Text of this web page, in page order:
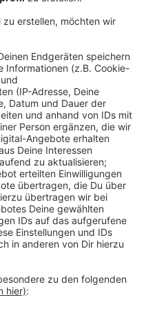
Menge
Euskirchen
für die Bewohner und
des Impfstoffes
Kreis auf Radio
gegen Corona
am Sonntag
erhielten die
Seniorenheims in
die Impfärzte.
15:49